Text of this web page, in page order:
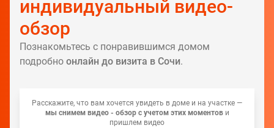
индивидуальный видео-
обзор
Познакомьтесь с понравившимся домом
подробно онлайн до визита в Сочи.
Расскажите, что вам хочется увидеть в доме и на участке —
мы снимем видео - обзор с учетом этих моментови
пришлем видео